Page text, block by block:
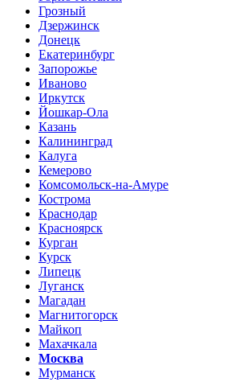
Грозный
Дзержинск
Донецк
Екатеринбург
Запорожье
Иваново
Иркутск
Йошкар-Ола
Казань
Калининград
Калуга
Кемерово
Комсомольск-на-Амуре
Кострома
Краснодар
Красноярск
Курган
Курск
Липецк
Луганск
Магадан
Магнитогорск
Майкоп
Махачкала
Москва
Мурманск